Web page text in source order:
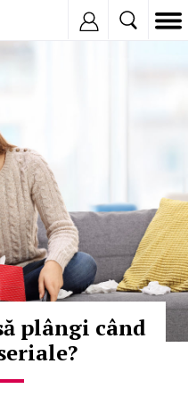
plângi când